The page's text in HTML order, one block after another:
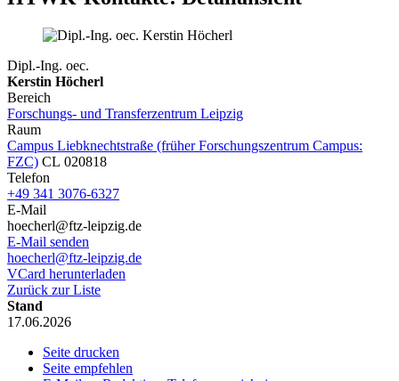
Dipl.-Ing. oec.
Kerstin Höcherl
Bereich
Forschungs- und Transferzentrum Leipzig
Raum
Campus Liebknechtstraße (früher Forschungszentrum Campus:
FZC) CL 020818
Telefon
+49 341 3076-6327
E-Mail
hoecherl@ftz-leipzig.de
E-Mail senden
hoecherl@ftz-leipzig.de
VCard herunterladen
Zurück zur Liste
Stand
17.06.2026
Seite drucken
Seite empfehlen